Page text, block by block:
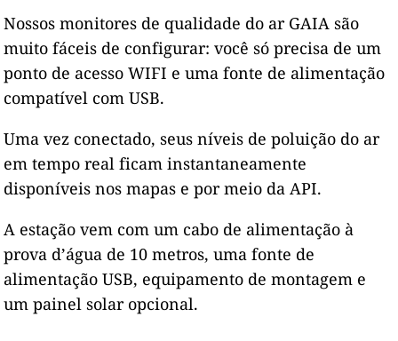
Nossos monitores de qualidade do ar GAIA são
muito fáceis de configurar: você só precisa de um
ponto de acesso WIFI e uma fonte de alimentação
compatível com USB.
Uma vez conectado, seus níveis de poluição do ar
em tempo real ficam instantaneamente
disponíveis nos mapas e por meio da API.
A estação vem com um cabo de alimentação à
prova d’água de 10 metros, uma fonte de
alimentação USB, equipamento de montagem e
um painel solar opcional.